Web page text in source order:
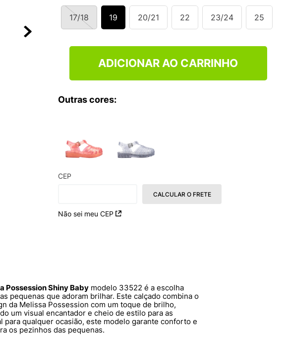
17/18 19 20/21 22 23/24 25
ADICIONAR AO CARRINHO
Outras cores:
CEP
Não sei meu CEP
CALCULAR O FRETE
Possession Shiny Baby modelo 33522 é a escolha
pequenas que adoram brilhar. Este calçado combina o
da Melissa Possession com um toque de brilho,
um visual encantador e cheio de estilo para as
para qualquer ocasião, este modelo garante conforto e
os pezinhos das pequenas.
VEJA COUNTRY